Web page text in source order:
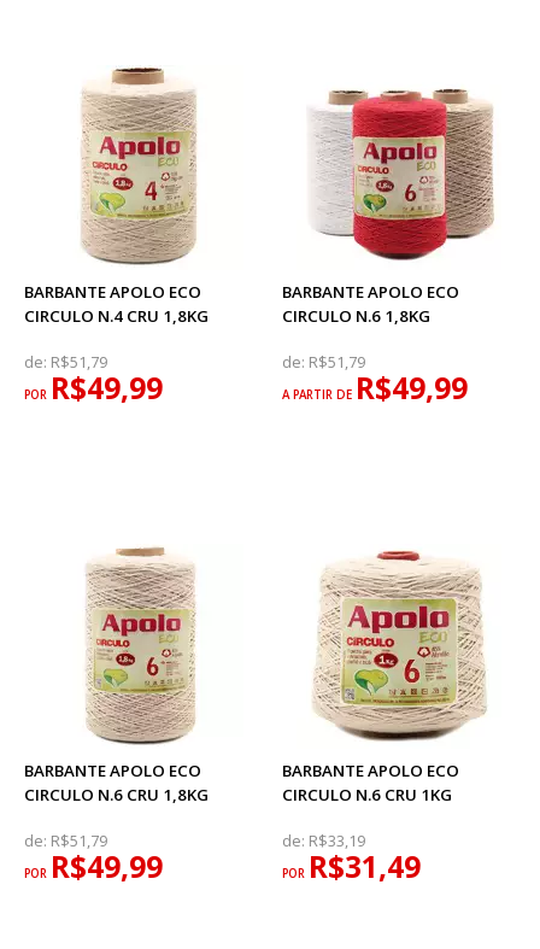
BARBANTE APOLO ECO
CIRCULO N.4 CRU 1,8KG
de: R$51,79
POR R$49,99
BARBANTE APOLO ECO
CIRCULO N.6 1,8KG
de: R$51,79
A PARTIR DE R$49,99
BARBANTE APOLO ECO
CIRCULO N.6 CRU 1,8KG
de: R$51,79
POR R$49,99
BARBANTE APOLO ECO
CIRCULO N.6 CRU 1KG
de: R$33,19
POR R$31,49